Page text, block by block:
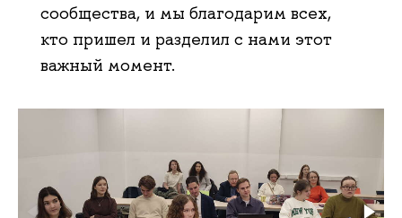
сообщества, и мы благодарим всех,
кто пришел и разделил с нами этот
важный момент.